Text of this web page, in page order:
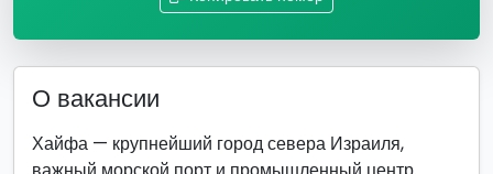
О вакансии
Хайфа — крупнейший город севера Израиля,